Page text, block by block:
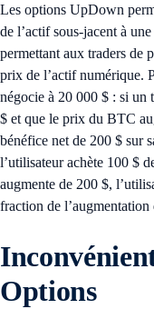
Les options UpDown
de l’actif sous-jacent à
permettant aux traders de
prix de l’actif numérique.
négocie à 20 000 $ : si
$ et que le prix du BTC
bénéfice net de 200 $ sur
l’utilisateur achète 100 $
augmente de 200 $,
fraction de
Options